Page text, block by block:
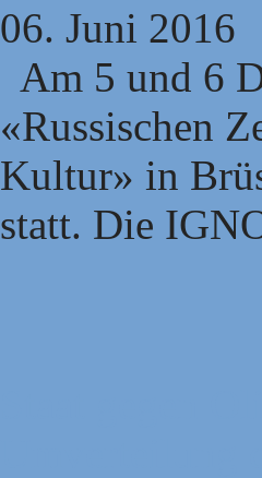
06. Juni 2016
Am 5 und 6
«Russischen
Kultur» in
statt. Die